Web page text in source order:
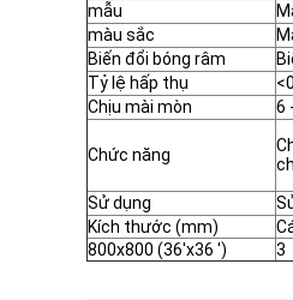
mẫu
màu sắc
Biến đổi bóng râm
Tỷ lệ hấp thụ
Chịu mài mòn
6
Chức năng
Sử dụng
Kích thước (mm)
800x800 (36'x36 ')
3